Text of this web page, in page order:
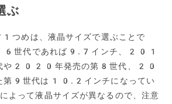
ぶ
つめは、液晶サイズで選ぶことで
6世代であれば9.7インチ、201
や2020年発売の第8世代、20
第9世代は10.2インチになってい
よって液晶サイズが異なるので、注意